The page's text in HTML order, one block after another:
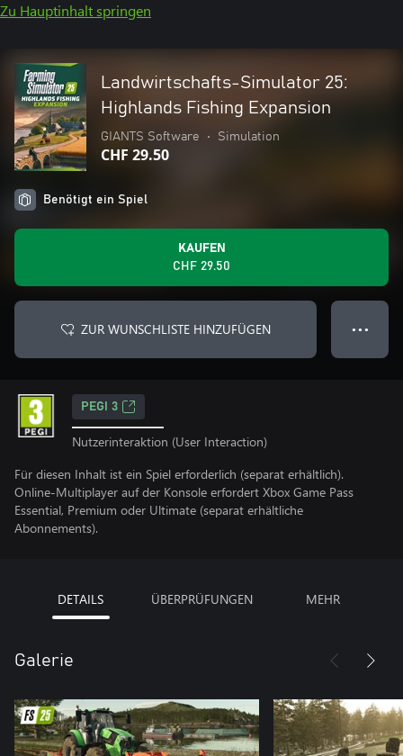
Zu Hauptinhalt springen
Landwirtschafts-Simulator 25:
Highlands Fishing Expansion
GIANTS Software • Simulation
CHF 29.50
Benötigt ein Spiel
KAUFEN
CHF 29.50
ZUR WUNSCHLISTE HINZUFÜGEN ● ● ●
PEGI 3
Nutzerinteraktion (User Interaction)
Für diesen Inhalt ist ein Spiel erforderlich (separat erhältlich).
Online-Multiplayer auf der Konsole erfordert Xbox Game Pass
Essential, Premium oder Ultimate (separat erhältliche
Abonnements).
DETAILS ÜBERPRÜFUNGEN MEHR
Galerie